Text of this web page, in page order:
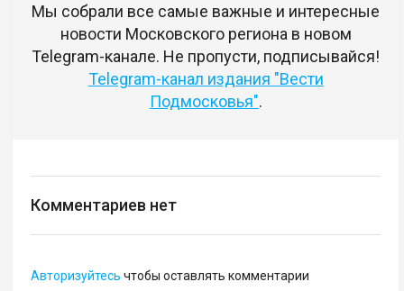
Мы собрали все самые важные и интересные
новости Московского региона в новом
Telegram-канале. Не пропусти, подписывайся!
Telegram-канал издания "Вести
Подмосковья".
Комментариев нет
Авторизуйтесь чтобы оставлять комментарии